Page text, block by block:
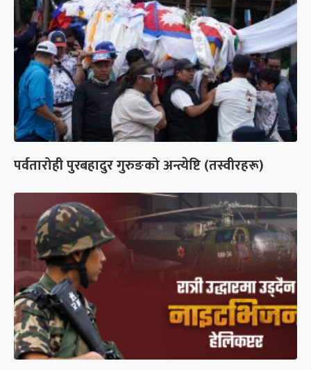
पर्वतारोही पुरबहादुर गुरुङको अन्त्येष्टि (तस्वीरहरू)